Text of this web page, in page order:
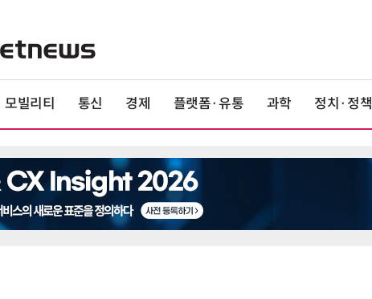
모빌리티 통신 경제 플랫폼·유통 과학 정치·정책